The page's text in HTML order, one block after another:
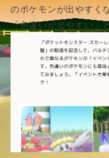
のポケモンが出やすく
「色違いが出やすい」